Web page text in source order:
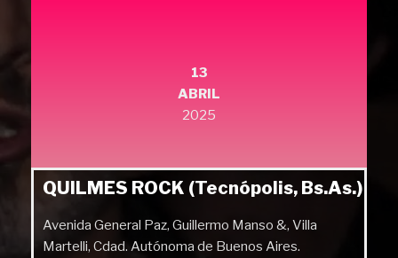
13
ABRIL
2025
QUILMES ROCK (Tecnópolis, Bs.As.)
Avenida General Paz, Guillermo Manso &, Villa
Martelli, Cdad. Autónoma de Buenos Aires.